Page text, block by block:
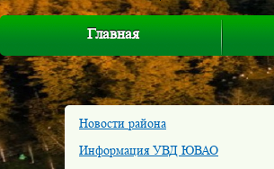
Главная
Новости района
Информация УВД ЮВАО